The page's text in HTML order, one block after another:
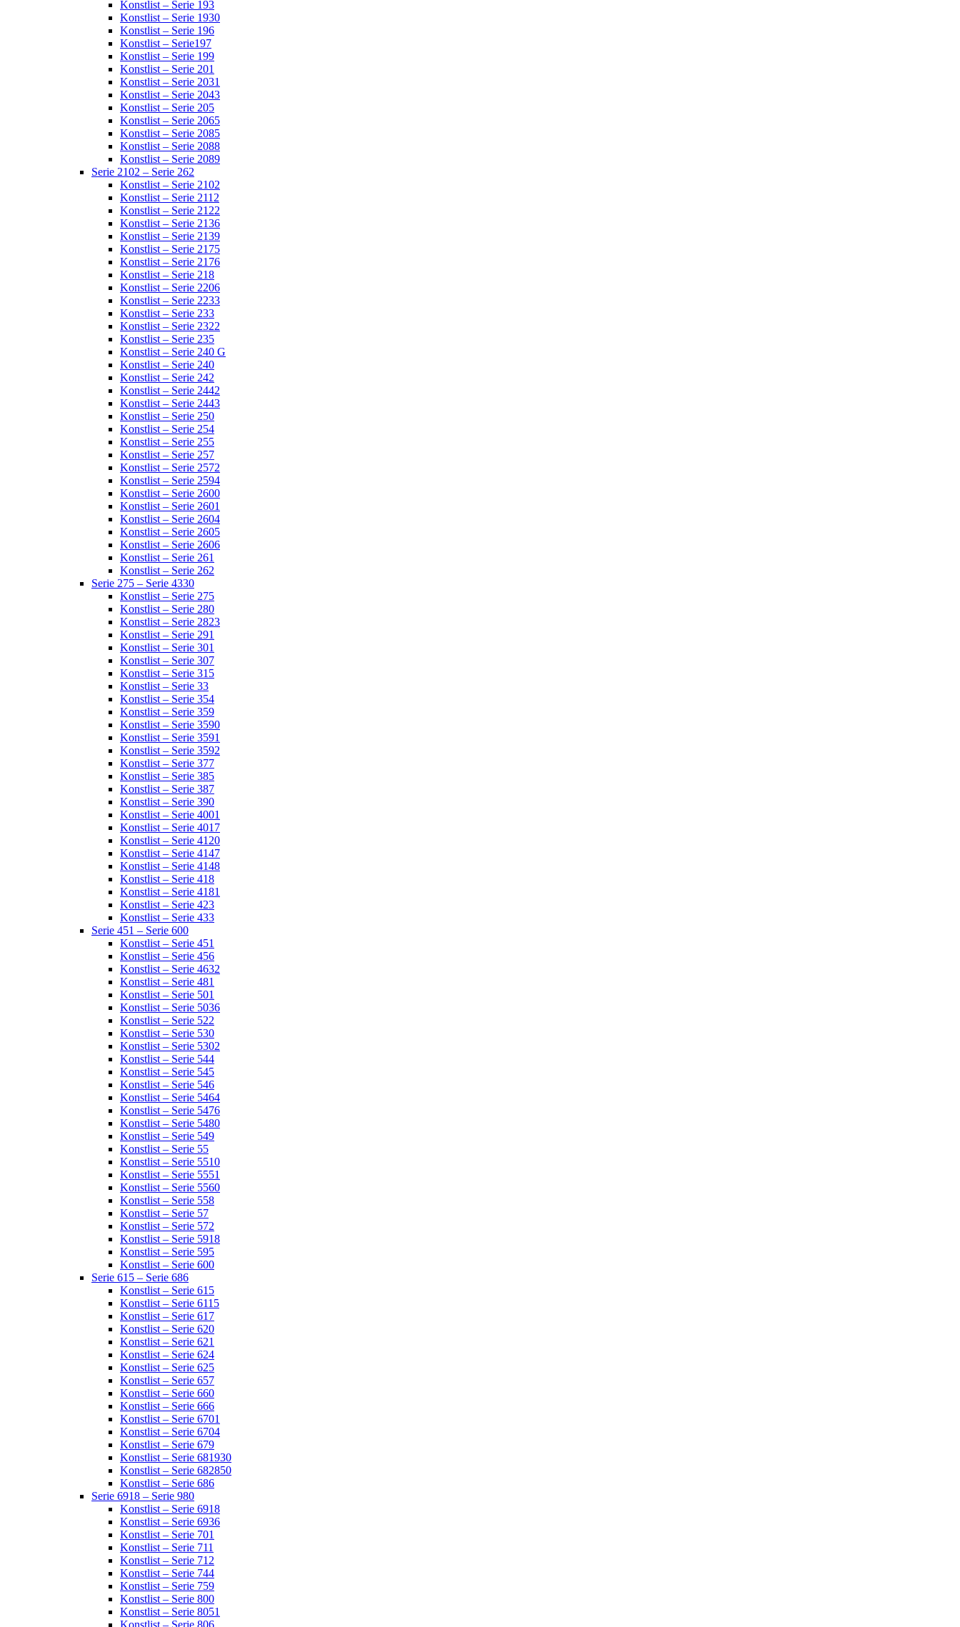
Konstlist – Serie 193
Konstlist – Serie 1930
Konstlist – Serie 196
Konstlist – Serie197
Konstlist – Serie 199
Konstlist – Serie 201
Konstlist – Serie 2031
Konstlist – Serie 2043
Konstlist – Serie 205
Konstlist – Serie 2065
Konstlist – Serie 2085
Konstlist – Serie 2088
Konstlist – Serie 2089
Serie 2102 – Serie 262
Konstlist – Serie 2102
Konstlist – Serie 2112
Konstlist – Serie 2122
Konstlist – Serie 2136
Konstlist – Serie 2139
Konstlist – Serie 2175
Konstlist – Serie 2176
Konstlist – Serie 218
Konstlist – Serie 2206
Konstlist – Serie 2233
Konstlist – Serie 233
Konstlist – Serie 2322
Konstlist – Serie 235
Konstlist – Serie 240 G
Konstlist – Serie 240
Konstlist – Serie 242
Konstlist – Serie 2442
Konstlist – Serie 2443
Konstlist – Serie 250
Konstlist – Serie 254
Konstlist – Serie 255
Konstlist – Serie 257
Konstlist – Serie 2572
Konstlist – Serie 2594
Konstlist – Serie 2600
Konstlist – Serie 2601
Konstlist – Serie 2604
Konstlist – Serie 2605
Konstlist – Serie 2606
Konstlist – Serie 261
Konstlist – Serie 262
Serie 275 – Serie 4330
Konstlist – Serie 275
Konstlist – Serie 280
Konstlist – Serie 2823
Konstlist – Serie 291
Konstlist – Serie 301
Konstlist – Serie 307
Konstlist – Serie 315
Konstlist – Serie 33
Konstlist – Serie 354
Konstlist – Serie 359
Konstlist – Serie 3590
Konstlist – Serie 3591
Konstlist – Serie 3592
Konstlist – Serie 377
Konstlist – Serie 385
Konstlist – Serie 387
Konstlist – Serie 390
Konstlist – Serie 4001
Konstlist – Serie 4017
Konstlist – Serie 4120
Konstlist – Serie 4147
Konstlist – Serie 4148
Konstlist – Serie 418
Konstlist – Serie 4181
Konstlist – Serie 423
Konstlist – Serie 433
Serie 451 – Serie 600
Konstlist – Serie 451
Konstlist – Serie 456
Konstlist – Serie 4632
Konstlist – Serie 481
Konstlist – Serie 501
Konstlist – Serie 5036
Konstlist – Serie 522
Konstlist – Serie 530
Konstlist – Serie 5302
Konstlist – Serie 544
Konstlist – Serie 545
Konstlist – Serie 546
Konstlist – Serie 5464
Konstlist – Serie 5476
Konstlist – Serie 5480
Konstlist – Serie 549
Konstlist – Serie 55
Konstlist – Serie 5510
Konstlist – Serie 5551
Konstlist – Serie 5560
Konstlist – Serie 558
Konstlist – Serie 57
Konstlist – Serie 572
Konstlist – Serie 5918
Konstlist – Serie 595
Konstlist – Serie 600
Serie 615 – Serie 686
Konstlist – Serie 615
Konstlist – Serie 6115
Konstlist – Serie 617
Konstlist – Serie 620
Konstlist – Serie 621
Konstlist – Serie 624
Konstlist – Serie 625
Konstlist – Serie 657
Konstlist – Serie 660
Konstlist – Serie 666
Konstlist – Serie 6701
Konstlist – Serie 6704
Konstlist – Serie 679
Konstlist – Serie 681930
Konstlist – Serie 682850
Konstlist – Serie 686
Serie 6918 – Serie 980
Konstlist – Serie 6918
Konstlist – Serie 6936
Konstlist – Serie 701
Konstlist – Serie 711
Konstlist – Serie 712
Konstlist – Serie 744
Konstlist – Serie 759
Konstlist – Serie 800
Konstlist – Serie 8051
Konstlist – Serie 806